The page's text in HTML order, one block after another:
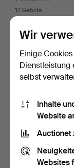
12 Gebote
Wir
Einige
Dienstleistung
selbst
Inhalte
Website
Auctionet
Websites